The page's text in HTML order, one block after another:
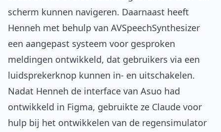
scherm kunnen navigeren. Daarnaast heeft
Henneh met behulp van AVSpeechSynthesizer
een aangepast systeem voor gesproken
meldingen ontwikkeld, dat gebruikers via een
luidsprekerknop kunnen in- en uitschakelen.
Nadat Henneh de interface van Asuo had
ontwikkeld in Figma, gebruikte ze Claude voor
hulp bij het ontwikkelen van de regensimulator